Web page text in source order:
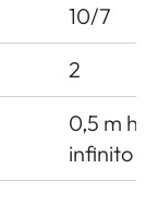
10/7
2
0,5 m
infinito